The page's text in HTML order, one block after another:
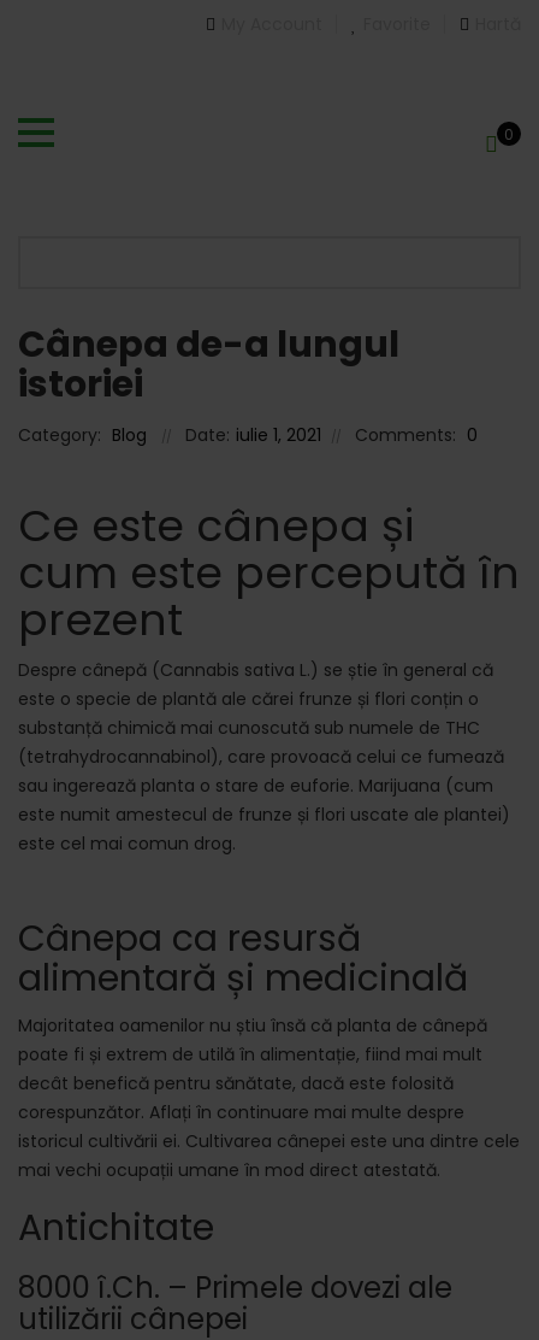
0
Cânepa de-a lungul
istoriei
Category: Blog Date: iulie 1, 2021 Comments: 0
Ce este cânepa și
cum este percepută în
prezent
Despre cânepă (Cannabis sativa L.) se știe în general că
este o specie de plantă ale cărei frunze și flori conțin o
substanță chimică mai cunoscută sub numele de THC
(tetrahydrocannabinol), care provoacă celui ce fumează
sau ingerează planta o stare de euforie. Marijuana (cum
este numit amestecul de frunze și flori uscate ale plantei)
este cel mai comun drog.
Cânepa ca resursă
alimentară și medicinală
Majoritatea oamenilor nu știu însă că planta de cânepă
poate fi și extrem de utilă în alimentație, fiind mai mult
decât benefică pentru sănătate, dacă este folosită
corespunzător. Aflați în continuare mai multe despre
istoricul cultivării ei. Cultivarea cânepei este una dintre cele
mai vechi ocupații umane în mod direct atestată.
Antichitate
8000 î.Ch. – Primele dovezi ale
utilizării cânepei